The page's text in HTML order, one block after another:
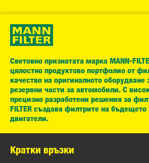
Световно признатата марка MANN-
цялостно продуктово портфолио от
качество на оригиналното оборудване
резервни части за автомобили. С
прецизно разработени решения за
FILTER създава филтрите на
двигатели.
Кратки връзки